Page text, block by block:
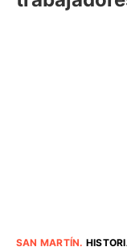
SAN MARTÍN.